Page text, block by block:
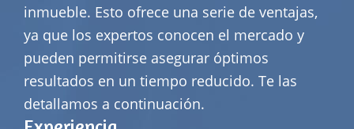
inmueble. Esto ofrece una serie de ventajas,
ya que los expertos conocen el mercado y
pueden permitirse asegurar óptimos
resultados en un tiempo reducido. Te las
detallamos a continuación.